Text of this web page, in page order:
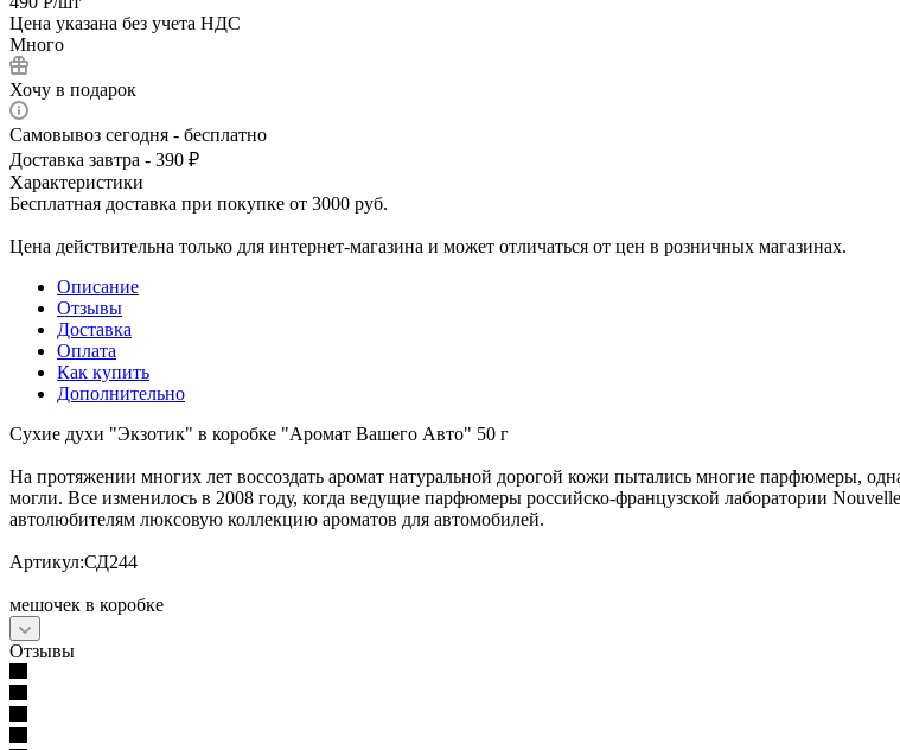
Цена указана без учета НДС
Много
Хочу в подарок
Самовывоз сегодня - бесплатно
Доставка завтра - 390 ₽
Характеристики
Бесплатная доставка при покупке от 3000 руб.
Цена действительна только для интернет-магазина и может отличаться от цен в розничных магазинах.
Описание
Отзывы
Доставка
Оплата
Как купить
Дополнительно
Сухие духи "Экзотик" в коробке "Аромат Вашего Авто" 50 г
На протяжении многих лет воссоздать аромат натуральной дорогой кожи пытались многие парфюмеры,
могли. Все изменилось в 2008 году, когда ведущие парфюмеры российско-французской лаборатории
автолюбителям люксовую коллекцию ароматов для автомобилей.
Артикул:СД244
мешочек в коробке
Отзывы